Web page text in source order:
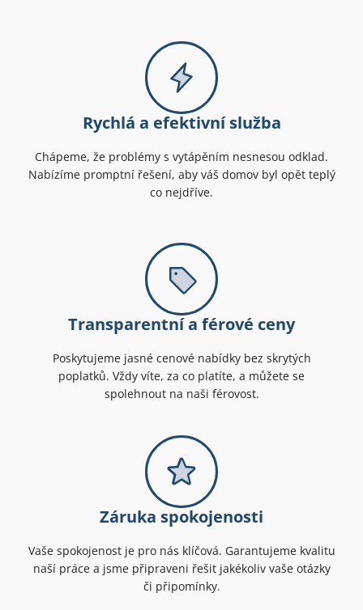
Rychlá a efektivní služba
Chápeme, že problémy s vytápěním nesnesou odklad.
Nabízíme promptní řešení, aby váš domov byl opět teplý
co nejdříve.
Transparentní a férové ceny
Poskytujeme jasné cenové nabídky bez skrytých
poplatků. Vždy víte, za co platíte, a můžete se
spolehnout na naši férovost.
Záruka spokojenosti
Vaše spokojenost je pro nás klíčová. Garantujeme kvalitu
naší práce a jsme připraveni řešit jakékoliv vaše otázky
či připomínky.